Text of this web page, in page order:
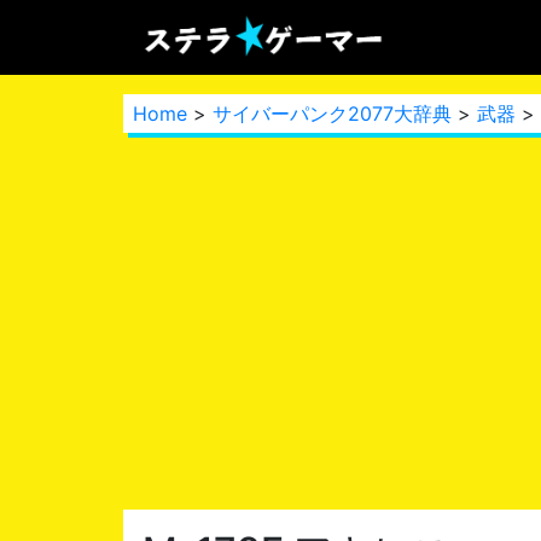
Home > サイバーパンク2077大辞典 > 武器 >